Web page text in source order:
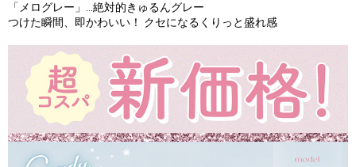
「メログレー」…絶対的きゅるんグレー
つけた瞬間、即かわいい！ クセになるくりっと盛れ感